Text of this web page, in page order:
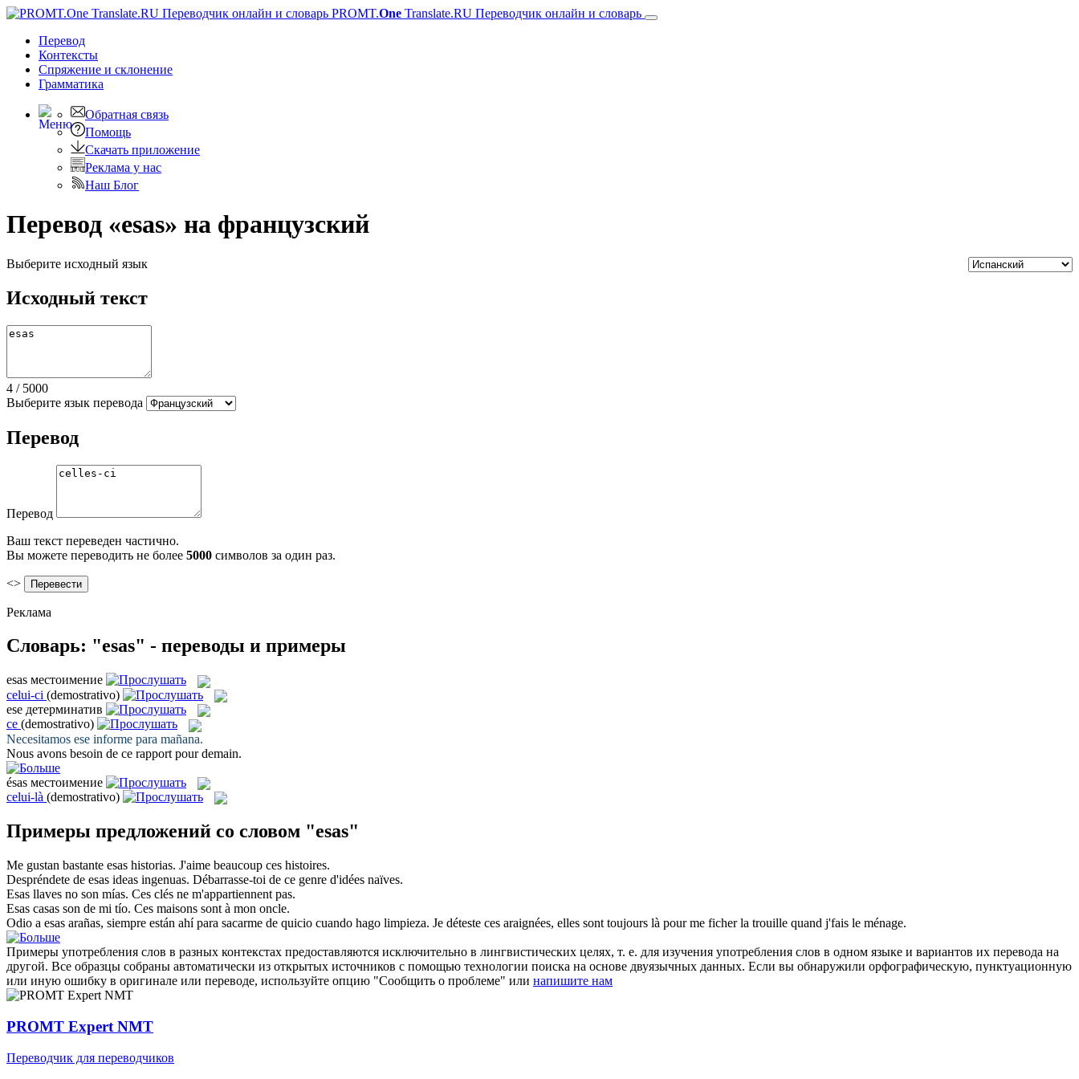
PROMT.One Translate.RU Переводчик онлайн и словарь
Перевод
Контексты
Спряжение и склонение
Грамматика
Обратная связь
Помощь
Скачать приложение
Реклама у нас
Наш Блог
Перевод «esas» на французский
Выберите исходный язык
Исходный текст
4 / 5000
Выберите язык перевода
Перевод
Перевод
Ваш текст переведен частично.
Вы можете переводить не более 5000 символов за один раз.
<>
Реклама
Словарь: "esas" - переводы и примеры
esas местоимение
celui-ci (demostrativo)
ese детерминатив
ce (demostrativo)
Necesitamos ese informe para mañana.
Nous avons besoin de ce rapport pour demain.
ésas местоимение
celui-là (demostrativo)
Примеры предложений со словом "esas"
Me gustan bastante esas historias. J'aime beaucoup ces histoires.
Despréndete de esas ideas ingenuas. Débarrasse-toi de ce genre d'idées naïves.
Esas llaves no son mías. Ces clés ne m'appartiennent pas.
Esas casas son de mi tío. Ces maisons sont à mon oncle.
Odio a esas arañas, siempre están ahí para sacarme de quicio cuando hago limpieza. Je déteste ces araignées, elles sont toujours là pour me ficher la trouille quand j'fais le ménage.
Примеры употребления слов в разных контекстах предоставляются исключительно в лингвистических целях, т. е. для изучения употребления слов в одном языке и вариантов их перевода на
другой. Все образцы собраны автоматически из открытых источников с помощью технологии поиска на основе двуязычных данных. Если вы обнаружили орфографическую, пунктуационную
или иную ошибку в оригинале или переводе, используйте опцию "Сообщить о проблеме" или напишите нам
PROMT Expert NMT
Переводчик для переводчиков